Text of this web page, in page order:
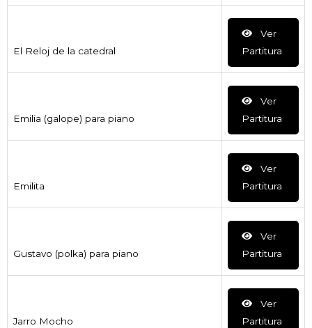
El Reloj de la catedral
Ver
Partitura
Emilia (galope) para piano
Ver
Partitura
Emilita
Ver
Partitura
Gustavo (polka) para piano
Ver
Partitura
Jarro Mocho
Ver
Partitura